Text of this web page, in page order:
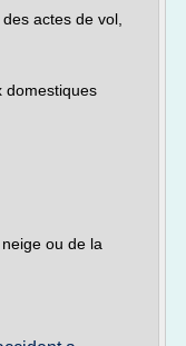
actes de vol,
domestiques
ou de la